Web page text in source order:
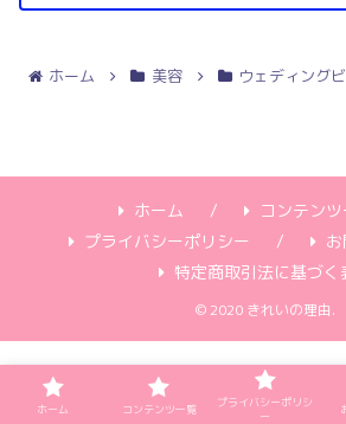
ホーム 美容 ウェディング
ホーム
コンテン
プライバシーポリシー
特定商取引法に基づく
© 2020 きれいの理由.
ホーム コンテンツ一覧
プライバシーポリシ
ー